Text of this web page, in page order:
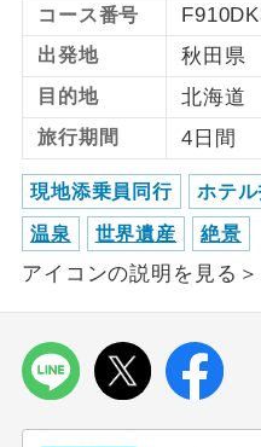
コース番号
出発地 秋田県
目的地 北海道
旅行期間 4日間
現地添乗員同行 ホテ
温泉 世界遺産 絶景
アイコンの説明を見る＞
おひとり様バ
ス2席利用
おひと
す。